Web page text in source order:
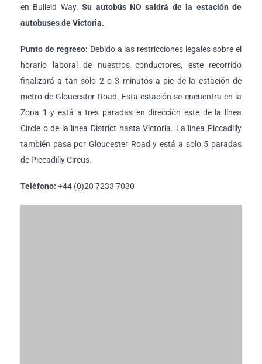
en Bulleid Way.Su autobús NO saldrá de la estación de
autobuses de Victoria.
Punto de regreso: Debido a las restricciones legales sobre el
horario laboral de nuestros conductores, este recorrido
finalizará a tan solo 2 o 3 minutos a pie de la estación de
metro de Gloucester Road. Esta estación se encuentra en la
Zona 1 y está a tres paradas en dirección este de la línea
Circle o de la línea District hasta Victoria. La línea Piccadilly
también pasa por Gloucester Road y está a solo 5 paradas
de Piccadilly Circus.
Teléfono: +44 (0)20 7233 7030